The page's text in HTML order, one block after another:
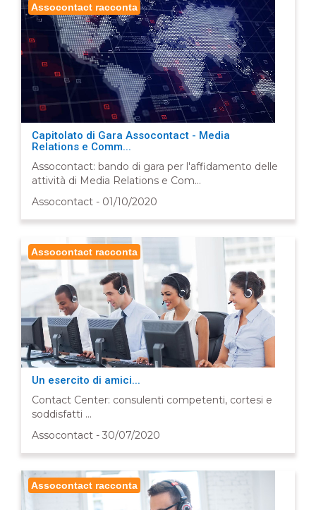
Assocontact racconta
Capitolato di Gara Assocontact - Media
Relations e Comm...
Assocontact: bando di gara per l'affidamento delle
attività di Media Relations e Com...
Assocontact - 01/10/2020
Assocontact racconta
Un esercito di amici...
Contact Center: consulenti competenti, cortesi e
soddisfatti ...
Assocontact - 30/07/2020
Assocontact racconta